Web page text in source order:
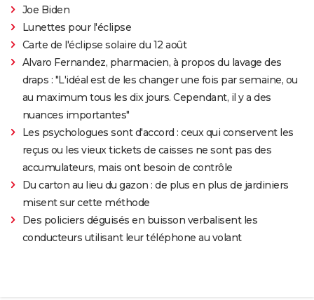
Joe Biden
Lunettes pour l'éclipse
Carte de l'éclipse solaire du 12 août
Alvaro Fernandez, pharmacien, à propos du lavage des
draps : "L'idéal est de les changer une fois par semaine, ou
au maximum tous les dix jours. Cependant, il y a des
nuances importantes"
Les psychologues sont d'accord : ceux qui conservent les
reçus ou les vieux tickets de caisses ne sont pas des
accumulateurs, mais ont besoin de contrôle
Du carton au lieu du gazon : de plus en plus de jardiniers
misent sur cette méthode
Des policiers déguisés en buisson verbalisent les
conducteurs utilisant leur téléphone au volant